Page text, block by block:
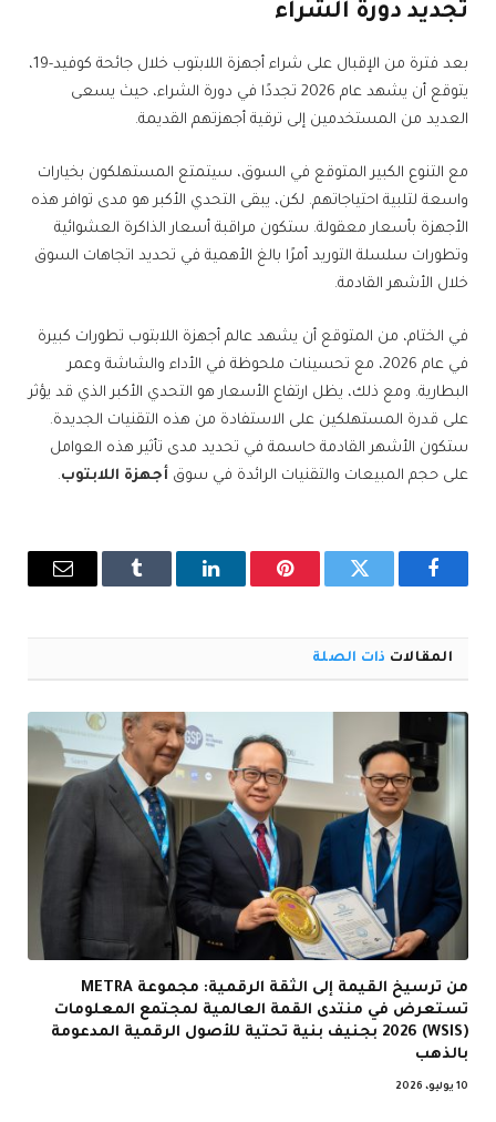
تجديد دورة الشراء
بعد فترة من الإقبال على شراء أجهزة اللابتوب خلال جائحة كوفيد-19،
يتوقع أن يشهد عام 2026 تجددًا في دورة الشراء، حيث يسعى
العديد من المستخدمين إلى ترقية أجهزتهم القديمة.
مع التنوع الكبير المتوقع في السوق، سيتمتع المستهلكون بخيارات
واسعة لتلبية احتياجاتهم. لكن، يبقى التحدي الأكبر هو مدى توافر هذه
الأجهزة بأسعار معقولة. ستكون مراقبة أسعار الذاكرة العشوائية
وتطورات سلسلة التوريد أمرًا بالغ الأهمية في تحديد اتجاهات السوق
خلال الأشهر القادمة.
في الختام، من المتوقع أن يشهد عالم أجهزة اللابتوب تطورات كبيرة
في عام 2026، مع تحسينات ملحوظة في الأداء والشاشة وعمر
البطارية. ومع ذلك، يظل ارتفاع الأسعار هو التحدي الأكبر الذي قد يؤثر
على قدرة المستهلكين على الاستفادة من هذه التقنيات الجديدة.
ستكون الأشهر القادمة حاسمة في تحديد مدى تأثير هذه العوامل
على حجم المبيعات والتقنيات الرائدة في سوق أجهزة اللابتوب.
فيسبوك تويتر بينتيريستلينكدإن Tumblr
البريد
المقالات ذات الصلة
من ترسيخ القيمة إلى الثقة الرقمية: مجموعة METRA
تستعرض في منتدى القمة العالمية لمجتمع المعلومات
(WSIS) 2026 بجنيف بنية تحتية للأصول الرقمية المدعومة
بالذهب
10 يوليو، 2026